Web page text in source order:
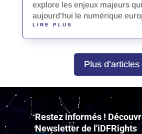
explore les enjeux majeurs
aujourd’hui le numérique
LIRE PLUS
Plus d'articles
vidéo
Restez informés !
Newsletter de l'iDFRights